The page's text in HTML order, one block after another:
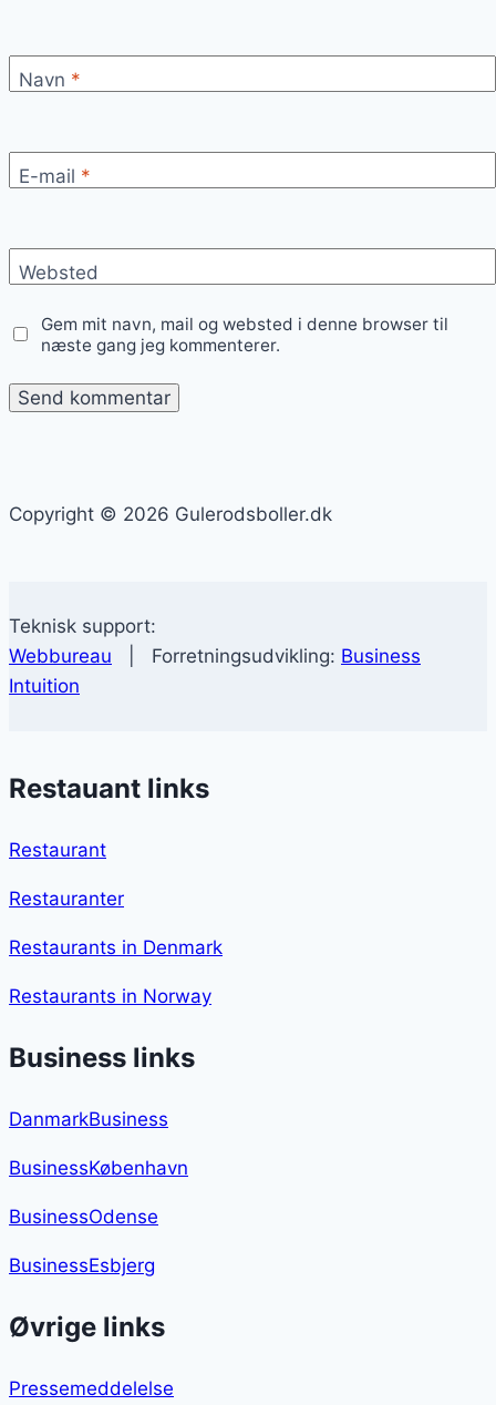
Navn *
E-mail *
Websted
Gem mit navn, mail og websted i denne browser til
næste gang jeg kommenterer.
Copyright © 2026 Gulerodsboller.dk
Teknisk support:
Webbureau | Forretningsudvikling: Business
Intuition
Restauant links
Restaurant
Restauranter
Restaurants in Denmark
Restaurants in Norway
Business links
DanmarkBusiness
BusinessKøbenhavn
BusinessOdense
BusinessEsbjerg
Øvrige links
Pressemeddelelse